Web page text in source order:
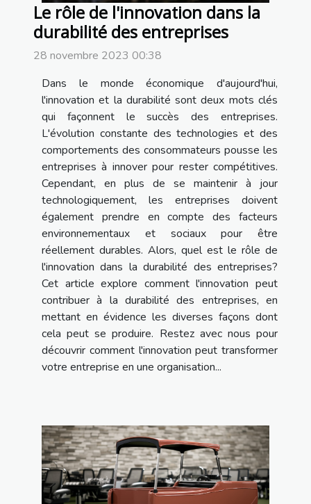
Le rôle de l'innovation dans la
durabilité des entreprises
28 novembre 2023 00:38
Dans le monde économique d'aujourd'hui,
l'innovation et la durabilité sont deux mots clés
qui façonnent le succès des entreprises.
L'évolution constante des technologies et des
comportements des consommateurs pousse les
entreprises à innover pour rester compétitives.
Cependant, en plus de se maintenir à jour
technologiquement, les entreprises doivent
également prendre en compte des facteurs
environnementaux et sociaux pour être
réellement durables. Alors, quel est le rôle de
l'innovation dans la durabilité des entreprises?
Cet article explore comment l'innovation peut
contribuer à la durabilité des entreprises, en
mettant en évidence les diverses façons dont
cela peut se produire. Restez avec nous pour
découvrir comment l'innovation peut transformer
votre entreprise en une organisation...